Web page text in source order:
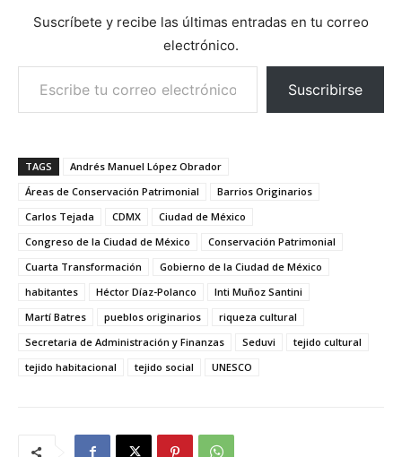
Suscríbete y recibe las últimas entradas en tu correo
electrónico.
Escribe tu correo electrónico…
Suscribirse
TAGS
Andrés Manuel López Obrador
Áreas de Conservación Patrimonial
Barrios Originarios
Carlos Tejada
CDMX
Ciudad de México
Congreso de la Ciudad de México
Conservación Patrimonial
Cuarta Transformación
Gobierno de la Ciudad de México
habitantes
Héctor Díaz-Polanco
Inti Muñoz Santini
Martí Batres
pueblos originarios
riqueza cultural
Secretaria de Administración y Finanzas
Seduvi
tejido cultural
tejido habitacional
tejido social UNESCO